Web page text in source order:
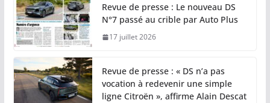
Revue de presse : Le nouveau DS
N°7 passé au crible par Auto Plus
17 juillet 2026
Revue de presse : « DS n’a pas
vocation à redevenir une simple
ligne Citroën », affirme Alain Descat